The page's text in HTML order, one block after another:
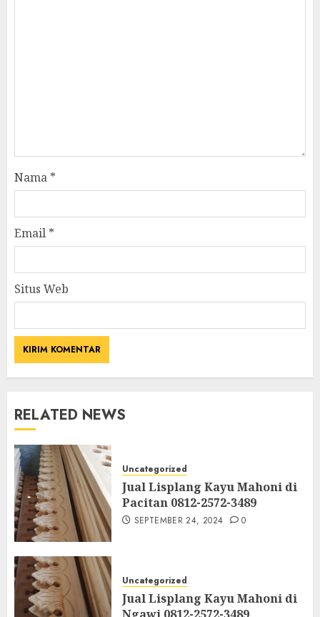
Nama *
Email *
Situs Web
RELATED NEWS
Uncategorized
Jual Lisplang Kayu Mahoni di
Pacitan 0812-2572-3489
SEPTEMBER 24, 2024 0
Uncategorized
Jual Lisplang Kayu Mahoni di
Ngawi 0812-2572-3489